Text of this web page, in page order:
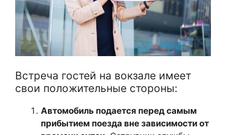
Встреча гостей на вокзале имеет
свои положительные стороны:
Автомобиль подается перед самым
прибытием поезда вне зависимости от